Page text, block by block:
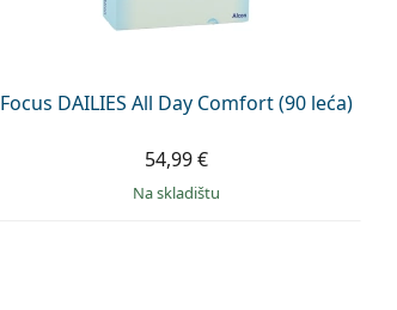
Focus DAILIES All Day Comfort (90 leća)
54,99 €
na skladištu